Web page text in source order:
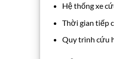
Hệ thống xe
Thời gian tiếp
Quy trình cứu